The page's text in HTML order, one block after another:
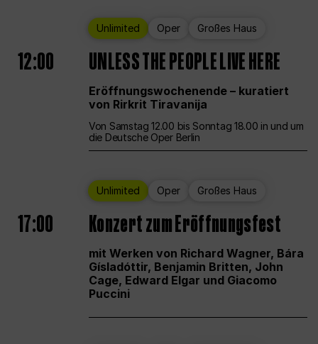
Unlimited Oper Großes Haus
12:00 UNLESS THE PEOPLE LIVE HERE
Eröffnungswochenende – kuratiert
von Rirkrit Tiravanija
Von Samstag 12.00 bis Sonntag 18.00 in und um
die Deutsche Oper Berlin
Unlimited Oper Großes Haus
17:00 Konzert zum Eröffnungsfest
mit Werken von Richard Wagner, Bára
Gísladóttir, Benjamin Britten, John
Cage, Edward Elgar und Giacomo
Puccini